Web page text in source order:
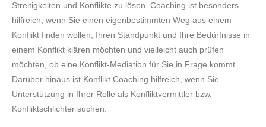
Streitigkeiten und Konflikte zu lösen. Coaching ist besonders
hilfreich, wenn Sie einen eigenbestimmten Weg aus einem
Konflikt finden wollen, Ihren Standpunkt und Ihre Bedürfnisse in
einem Konflikt klären möchten und vielleicht auch prüfen
möchten, ob eine Konflikt-Mediation für Sie in Frage kommt.
Darüber hinaus ist Konflikt Coaching hilfreich, wenn Sie
Unterstützung in Ihrer Rolle als Konfliktvermittler bzw.
Konfliktschlichter suchen.